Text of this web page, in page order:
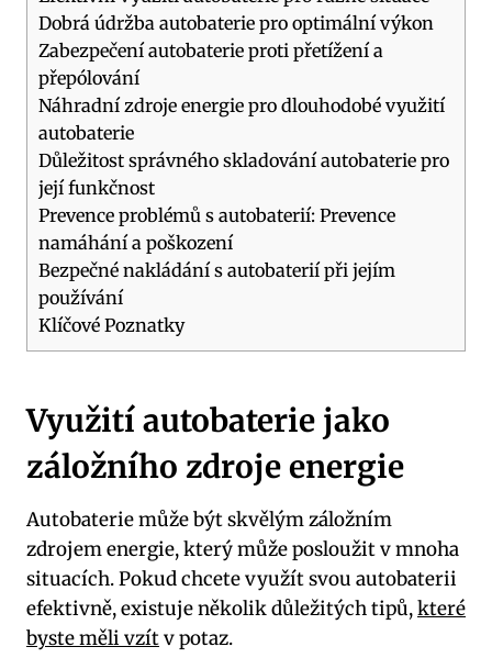
Dobrá údržba autobaterie pro optimální výkon
Zabezpečení autobaterie proti přetížení a
přepólování
Náhradní zdroje energie pro dlouhodobé využití
autobaterie
Důležitost správného skladování autobaterie pro
její funkčnost
Prevence problémů ​s autobaterií: Prevence
namáhání‌ a poškození
Bezpečné nakládání s autobaterií při jejím
používání
Klíčové Poznatky
Využití autobaterie jako
záložního zdroje energie
Autobaterie může být skvělým záložním
zdrojem energie, který ​může posloužit⁣ v mnoha
situacích. Pokud chcete využít svou autobaterii
efektivně, ​existuje několik⁣ důležitých tipů,které
byste měli vzítv potaz.